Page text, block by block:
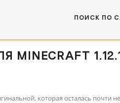
ПОИСК ПО
MINECRAFT
которая осталась